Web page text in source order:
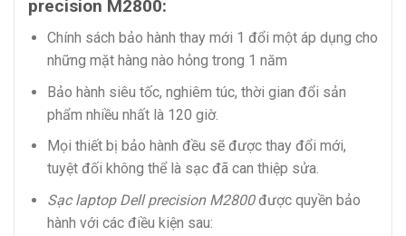
precision M2800:
Chính sách bảo hành thay mới 1 đổi một áp dụng cho
những mặt hàng nào hỏng trong 1 năm
Bảo hành siêu tốc, nghiêm túc, thời gian đổi sản
phẩm nhiều nhất là 120 giờ.
Mọi thiết bị bảo hành đều sẽ được thay đổi mới,
tuyệt đối không thể là sạc đã can thiệp sửa.
Sạc laptop Dell precision M2800được quyền bảo
hành với các điều kiện sau: